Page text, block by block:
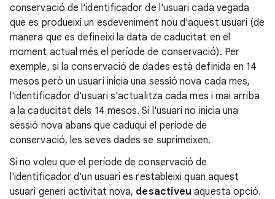
conservació de l'identificador de l'usuari cada vegada
que es produeixi un esdeveniment nou d'aquest usuari (de
manera que es defineixi la data de caducitat en el
moment actual més el període de conservació). Per
exemple, si la conservació de dades està definida en 14
mesos però un usuari inicia una sessió nova cada mes,
l'identificador d'usuari s'actualitza cada mes i mai arriba
a la caducitat dels 14 mesos. Si l'usuari no inicia una
sessió nova abans que caduqui el període de
conservació, les seves dades se suprimeixen.
Si no voleu que el període de conservació de
l'identificador d'un usuari es restableixi quan aquest
usuari generi activitat nova, desactiveu aquesta opció.